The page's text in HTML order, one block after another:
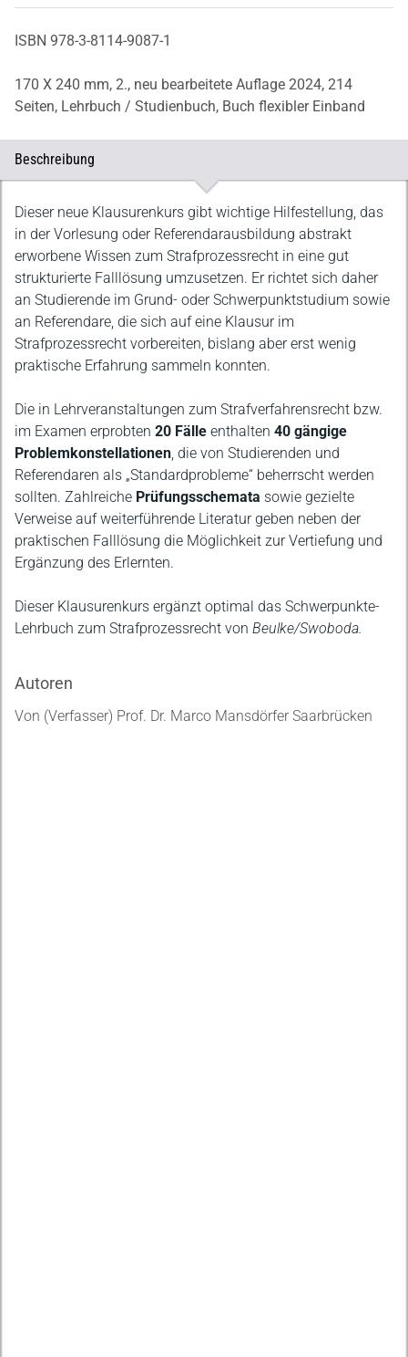
ISBN 978-3-8114-9087-1
170 X 240 mm, 2., neu bearbeitete Auflage 2024, 214
Seiten, Lehrbuch / Studienbuch, Buch flexibler Einband
Beschreibung
Beschreibung
Dieser neue Klausurenkurs gibt wichtige Hilfestellung, das
in der Vorlesung oder Referendarausbildung abstrakt
erworbene Wissen zum Strafprozessrecht in eine gut
strukturierte Falllösung umzusetzen. Er richtet sich daher
an Studierende im Grund- oder Schwerpunktstudium sowie
an Referendare, die sich auf eine Klausur im
Strafprozessrecht vorbereiten, bislang aber erst wenig
praktische Erfahrung sammeln konnten.
Die in Lehrveranstaltungen zum Strafverfahrensrecht bzw.
im Examen erprobten 20 Fälle enthalten 40 gängige
Problemkonstellationen , die von Studierenden und
Referendaren als „Standardprobleme“ beherrscht werden
sollten. Zahlreiche Prüfungsschemata sowie gezielte
Verweise auf weiterführende Literatur geben neben der
praktischen Falllösung die Möglichkeit zur Vertiefung und
Ergänzung des Erlernten.
Dieser Klausurenkurs ergänzt optimal das Schwerpunkte-
Lehrbuch zum Strafprozessrecht von Beulke/Swoboda.
Autoren
Von (Verfasser) Prof. Dr. Marco Mansdörfer Saarbrücken